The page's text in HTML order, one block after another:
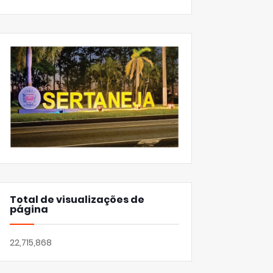
Total de visualizações de
página
22,715,868